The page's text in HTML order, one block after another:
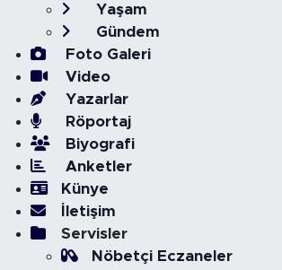
Yaşam
Gündem
Foto Galeri
Video
Yazarlar
Röportaj
Biyografi
Anketler
Künye
İletişim
Servisler
Nöbetçi Eczaneler